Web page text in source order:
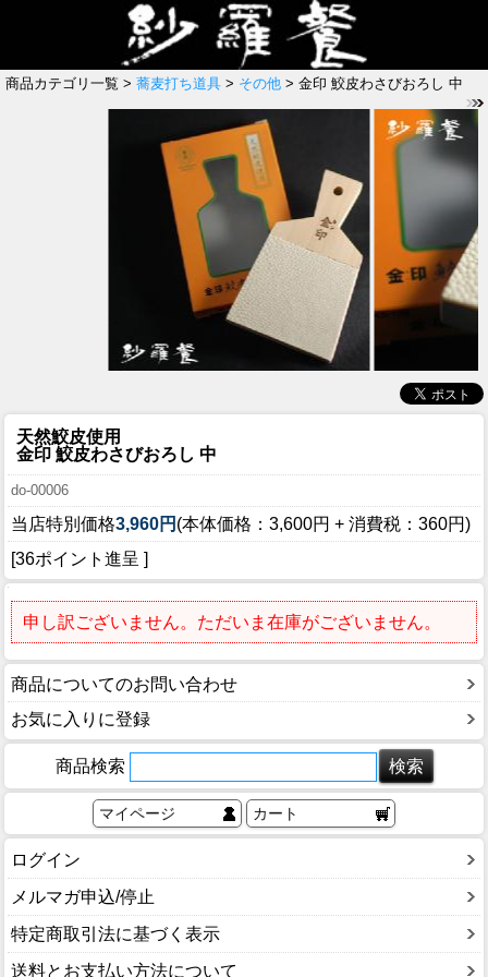
商品カテゴリ一覧 > 蕎麦打ち道具 > その他 > 金印 鮫皮わさびおろし 中
天然鮫皮使用
金印 鮫皮わさびおろし 中
do-00006
当店特別価格3,960円 (本体価格：3,600円 + 消費税：360円)
[36ポイント進呈 ]
申し訳ございません。ただいま在庫がございません。
商品についてのお問い合わせ
お気に入りに登録
商品検索
マイページ カート
ログイン
メルマガ申込/停止
特定商取引法に基づく表示
送料とお支払い方法について